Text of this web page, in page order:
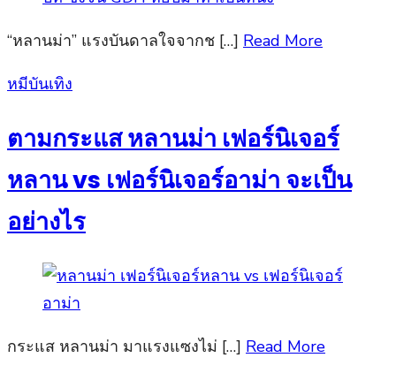
“หลานม่า” แรงบันดาลใจจากช […] Read More
Posted
หมีบันเทิง
ตามกระแส หลานม่า เฟอร์นิเจอร์
หลาน vs เฟอร์นิเจอร์อาม่า จะเป็น
อย่างไร
กระแส หลานม่า มาแรงแซงไม่ […] Read More